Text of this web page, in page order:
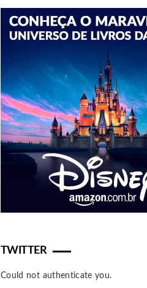
TWITTER
Could not authenticate you.